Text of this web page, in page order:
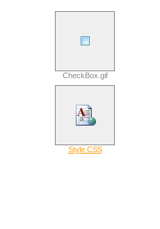
CheckBox.gif
Style.CSS